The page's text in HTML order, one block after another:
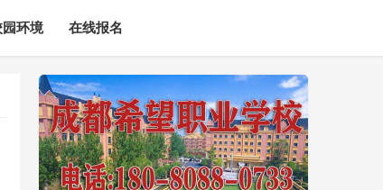
环境 在线报名